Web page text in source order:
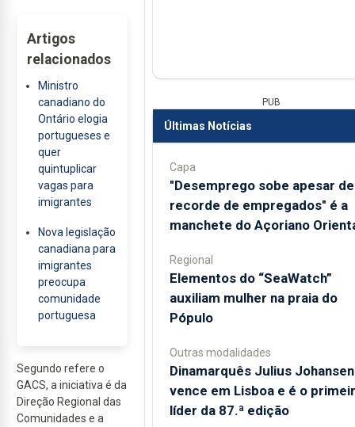
Artigos
relacionados
Ministro
canadiano do
Ontário elogia
portugueses e
quer
quintuplicar
vagas para
imigrantes
Nova legislação
canadiana para
imigrantes
preocupa
comunidade
portuguesa
Segundo refere o
GACS, a iniciativa é da
Direção Regional das
Comunidades e a
PUB
Últimas Notícias
Capa
"Desemprego sobe apesar de
recorde de empregados" é a
manchete do Açoriano
Regional
​Elementos do “SeaWatch”
auxiliam mulher na praia do
Pópulo
Outras modalidades
Dinamarquês Julius Johansen
vence em Lisboa e é o
líder da 87.ª edição